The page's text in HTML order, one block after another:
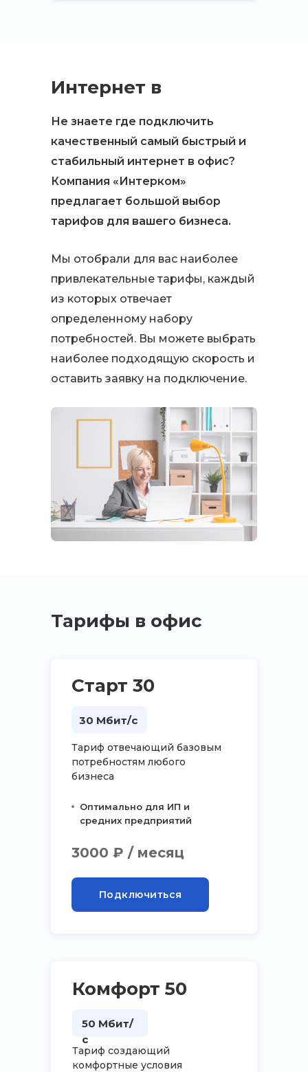
Интернет в
Не знаете где подключить
качественный самый быстрый и
стабильный интернет в офис?
Компания «Интерком»
предлагает большой выбор
тарифов для вашего бизнеса.
Мы отобрали для вас наиболее
привлекательные тарифы, каждый
из которых отвечает
определенному набору
потребностей. Вы можете выбрать
наиболее подходящую скорость и
оставить заявку на подключение.
Тарифы в офис
Старт 30
Комфорт 50
30 Мбит/с
Оптимально для ИП и
средних предприятий
50 Мбит/
с
Тариф отвечающий базовым
потребностям любого
бизнеса
3000 ₽ / месяц
Тариф создающий
комфортные условия
Подключиться